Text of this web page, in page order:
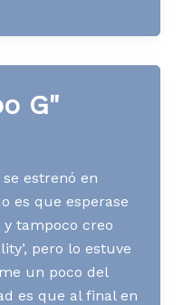
G"
estrenó en
es que esperase
tampoco creo
pero lo estuve
un poco del
es que al final en